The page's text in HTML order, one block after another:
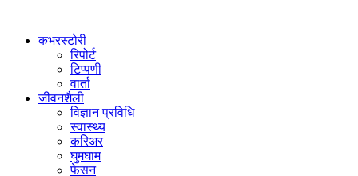
कभरस्टोरी
रिपोर्ट
टिप्पणी
वार्ता
जीवनशैली
विज्ञान प्रविधि
स्वास्थ्य
करिअर
घुमघाम
फेसन